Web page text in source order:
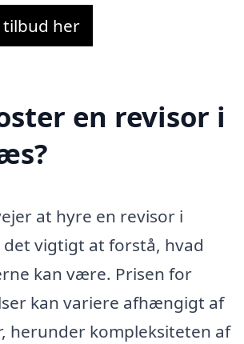
tilbud her
en revisor i
at hyre en revisor i
vigtigt at forstå, hvad
kan være. Prisen for
kan variere afhængigt af
herunder kompleksiteten af